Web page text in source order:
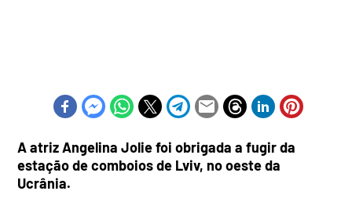
A atriz Angelina Jolie foi obrigada a fugir da
estação de comboios de Lviv, no oeste da
Ucrânia.